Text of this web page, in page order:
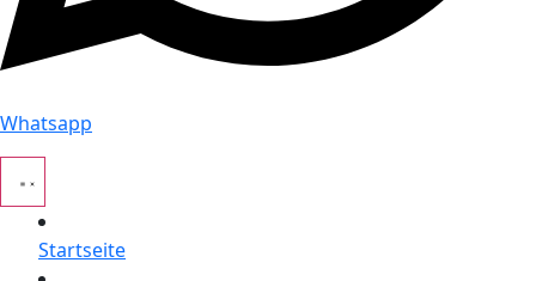
Whatsapp
Startseite